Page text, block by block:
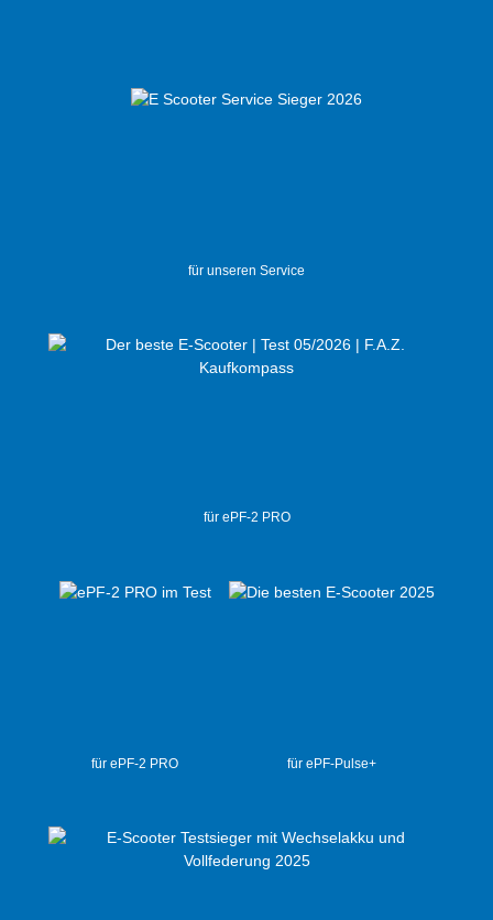
für unseren Service
für ePF-2 PRO
für ePF-2 PRO für ePF-Pulse+